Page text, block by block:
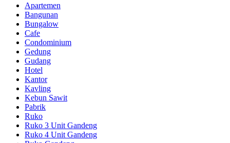
Apartemen
Bangunan
Bungalow
Cafe
Condominium
Gedung
Gudang
Hotel
Kantor
Kavling
Kebun Sawit
Pabrik
Ruko
Ruko 3 Unit Gandeng
Ruko 4 Unit Gandeng